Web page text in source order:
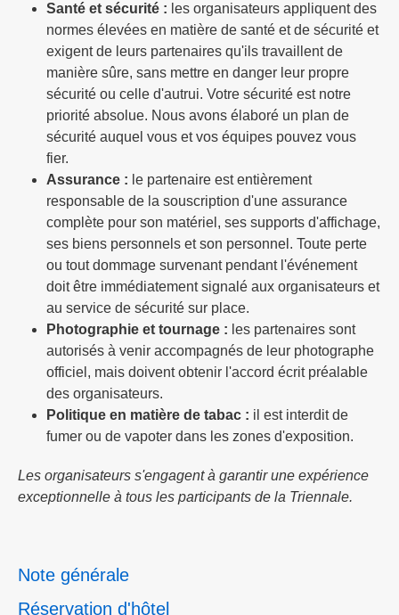
Santé et sécurité : les organisateurs appliquent des
normes élevées en matière de santé et de sécurité et
exigent de leurs partenaires qu'ils travaillent de
manière sûre, sans mettre en danger leur propre
sécurité ou celle d'autrui. Votre sécurité est notre
priorité absolue. Nous avons élaboré un plan de
sécurité auquel vous et vos équipes pouvez vous
fier.
Assurance : le partenaire est entièrement
responsable de la souscription d'une assurance
complète pour son matériel, ses supports d'affichage,
ses biens personnels et son personnel. Toute perte
ou tout dommage survenant pendant l'événement
doit être immédiatement signalé aux organisateurs et
au service de sécurité sur place.
Photographie et tournage : les partenaires sont
autorisés à venir accompagnés de leur photographe
officiel, mais doivent obtenir l'accord écrit préalable
des organisateurs.
Politique en matière de tabac : il est interdit de
fumer ou de vapoter dans les zones d'exposition.
Les organisateurs s'engagent à garantir une expérience
exceptionnelle à tous les participants de la Triennale.
Note générale
Réservation d'hôtel